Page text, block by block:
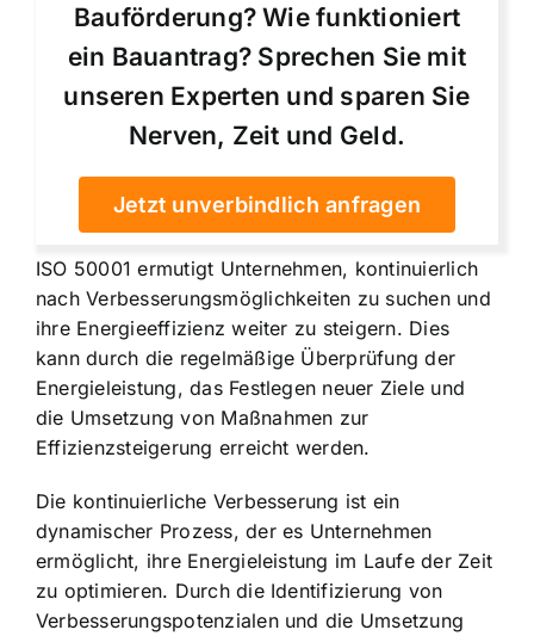
Bauförderung? Wie funktioniert
ein Bauantrag? Sprechen Sie mit
unseren Experten und sparen Sie
Nerven, Zeit und Geld.
Jetzt unverbindlich anfragen
ISO 50001 ermutigt Unternehmen, kontinuierlich
nach Verbesserungsmöglichkeiten zu suchen und
ihre Energieeffizienz weiter zu steigern. Dies
kann durch die regelmäßige Überprüfung der
Energieleistung, das Festlegen neuer Ziele und
die Umsetzung von Maßnahmen zur
Effizienzsteigerung erreicht werden.
Die kontinuierliche Verbesserung ist ein
dynamischer Prozess, der es Unternehmen
ermöglicht, ihre Energieleistung im Laufe der Zeit
zu optimieren. Durch die Identifizierung von
Verbesserungspotenzialen und die Umsetzung